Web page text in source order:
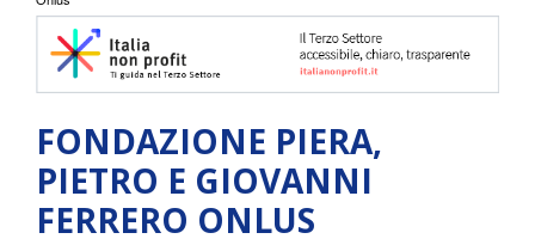
FONDAZIONE PIERA,
PIETRO E GIOVANNI
FERRERO ONLUS